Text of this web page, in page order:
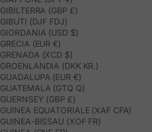
GIBILTERRA (GBP £)
GIBUTI (DJF FDJ)
GIORDANIA (USD $)
GRECIA (EUR €)
GRENADA (XCD $)
GROENLANDIA (DKK KR.)
GUADALUPA (EUR €)
GUATEMALA (GTQ Q)
GUERNSEY (GBP £)
GUINEA EQUATORIALE (XAF CFA)
GUINEA-BISSAU (XOF FR)